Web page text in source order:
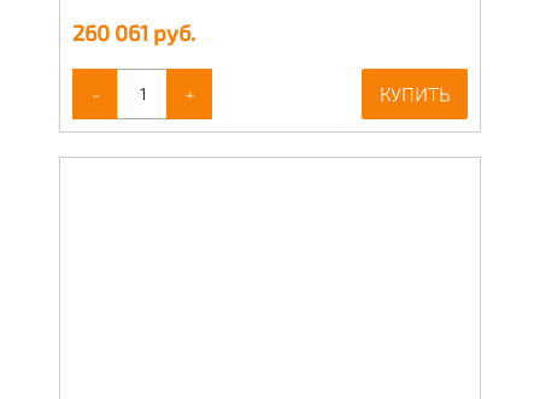
260 061 руб.
- + КУПИТЬ